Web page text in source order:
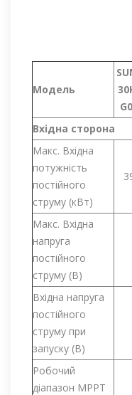
Модель
Вхідна сторона
Макс. Вхідна
потужність
постійного
струму (кВт)
Макс. Вхідна
напруга
постійного
струму (В)
Вхідна напруга
постійного
струму при
запуску (В)
Робочий
діапазон MPPT